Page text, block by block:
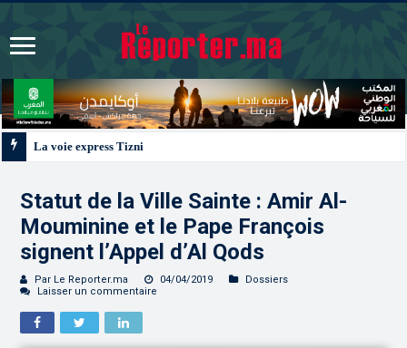
Statut de la Ville Sainte : Amir Al-
Mouminine et le Pape François
signent l’Appel d’Al Qods
Par Le Reporter.ma 04/04/2019
Dossiers
Laisser un commentaire